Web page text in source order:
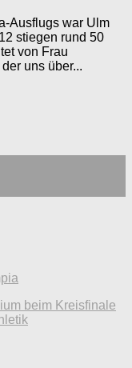
Ausflugs war Ulm
stiegen rund 50
von Frau
uns über...
beim Kreisfinale